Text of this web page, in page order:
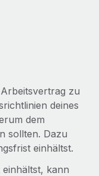
zu
deines
dem
sollten. Dazu
einhältst.
kann